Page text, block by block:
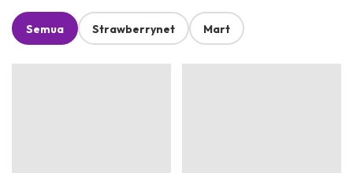
Semua Strawberrynet Mart